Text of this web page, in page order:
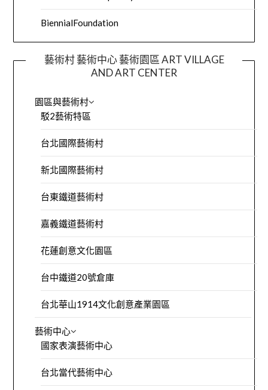
BiennialFoundation
藝術村 藝術中心 藝術園區 ART VILLAGE
AND ART CENTER
園區與藝術村
駁2藝術特區
台北國際藝術村
新北國際藝術村
台東鐵道藝術村
嘉義鐵道藝術村
花蓮創意文化園區
台中鐵道20號倉庫
台北華山1914文化創意產業園區
藝術中心
國家表演藝術中心
台北當代藝術中心